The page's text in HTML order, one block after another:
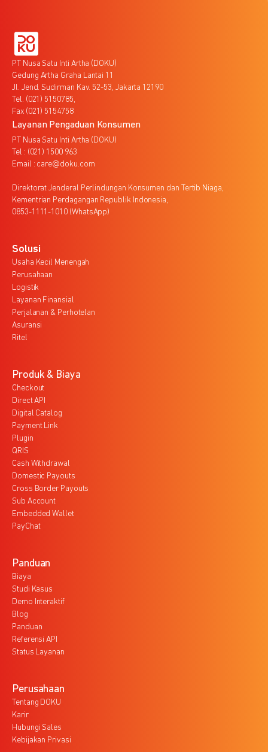
PT Nusa Satu Inti Artha (DOKU)
Gedung Artha Graha Lantai 11
Jl. Jend. Sudirman Kav. 52-53, Jakarta 12190
Tel. (021) 5150785,
Fax (021) 5154758
Layanan Pengaduan Konsumen
PT Nusa Satu Inti Artha (DOKU)
Tel : (021) 1500 963
Email : care@doku.com
Direktorat Jenderal Perlindungan Konsumen dan Tertib Niaga,
Kementrian Perdagangan Republik Indonesia,
0853-1111-1010 (WhatsApp)
Solusi
Usaha Kecil Menengah
Perusahaan
Logistik
Layanan Finansial
Perjalanan & Perhotelan
Asuransi
Ritel
Produk & Biaya
Checkout
Direct API
Digital Catalog
Payment Link
Plugin
QRIS
Cash Withdrawal
Domestic Payouts
Cross Border Payouts
Sub Account
Embedded Wallet
PayChat
Panduan
Biaya
Studi Kasus
Demo Interaktif
Blog
Panduan
Referensi API
Status Layanan
Perusahaan
Tentang DOKU
Karir
Hubungi Sales
Kebijakan Privasi